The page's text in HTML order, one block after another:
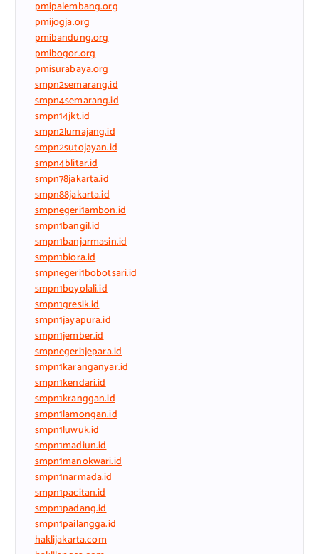
pmipalembang.org
pmijogja.org
pmibandung.org
pmibogor.org
pmisurabaya.org
smpn2semarang.id
smpn4semarang.id
smpn14jkt.id
smpn2lumajang.id
smpn2sutojayan.id
smpn4blitar.id
smpn78jakarta.id
smpn88jakarta.id
smpnegeri1ambon.id
smpn1bangil.id
smpn1banjarmasin.id
smpn1biora.id
smpnegeri1bobotsari.id
smpn1boyolali.id
smpn1gresik.id
smpn1jayapura.id
smpn1jember.id
smpnegeri1jepara.id
smpn1karanganyar.id
smpn1kendari.id
smpn1kranggan.id
smpn1lamongan.id
smpn1luwuk.id
smpn1madiun.id
smpn1manokwari.id
smpn1narmada.id
smpn1pacitan.id
smpn1padang.id
smpn1pailangga.id
haklijakarta.com